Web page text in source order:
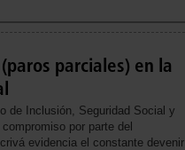
parciales) en la
de Inclusión, Seguridad Social y
por parte del
evidencia el constante devenir